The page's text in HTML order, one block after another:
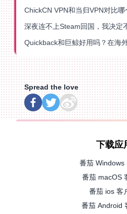
深夜连不上Steam回国，我决定
Spread the love
下载应
番茄 Windows
番茄 macOS
番茄 ios 客
番茄 Android